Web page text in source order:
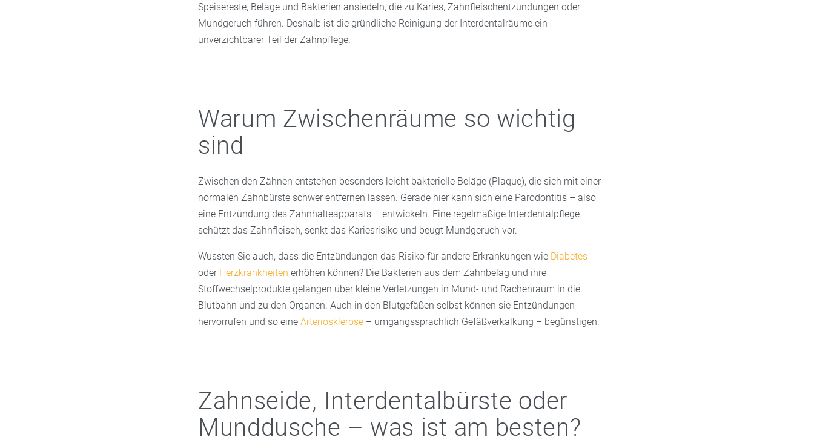
Speisereste, Beläge und Bakterien ansiedeln, die zu Karies, Zahnfleischentzündungen oder
Mundgeruch führen. Deshalb ist die gründliche Reinigung der Interdentalräume ein
unverzichtbarer Teil der Zahnpflege.
Warum Zwischenräume so wichtig
sind
Zwischen den Zähnen entstehen besonders leicht bakterielle Beläge (Plaque), die sich mit einer
normalen Zahnbürste schwer entfernen lassen. Gerade hier kann sich eine Parodontitis – also
eine Entzündung des Zahnhalteapparats – entwickeln. Eine regelmäßige Interdentalpflege
schützt das Zahnfleisch, senkt das Kariesrisiko und beugt Mundgeruch vor.
Wussten Sie auch, dass die Entzündungen das Risiko für andere Erkrankungen wie Diabetes
oder Herzkrankheiten erhöhen können? Die Bakterien aus dem Zahnbelag und ihre
Stoffwechselprodukte gelangen über kleine Verletzungen in Mund- und Rachenraum in die
Blutbahn und zu den Organen. Auch in den Blutgefäßen selbst können sie Entzündungen
hervorrufen und so eine Arteriosklerose– umgangssprachlich Gefäßverkalkung – begünstigen.
Zahnseide, Interdentalbürste oder
Munddusche – was ist am besten?